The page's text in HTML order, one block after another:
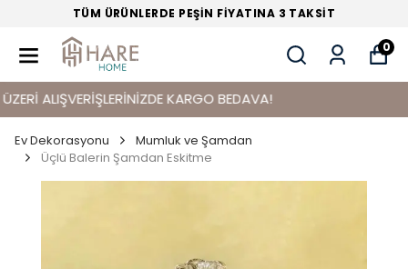
TÜM ÜRÜNLERDE PEŞİN FİYATINA 3 TAKSİT
0
ALIŞVERİŞLERİNİZDE KARGO BEDAVA!
Ev Dekorasyonu
Mumluk ve Şamdan
Üçlü Balerin Şamdan Eskitme